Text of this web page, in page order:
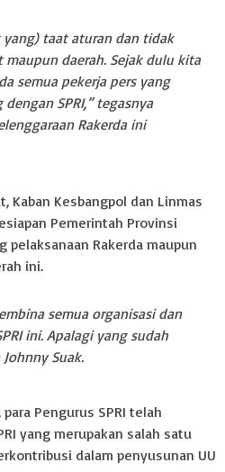
yang) taat aturan dan tidak
maupun daerah. Sejak dulu kita
semua pekerja pers yang
SPRI,” tegasnya
Rakerda ini
Kaban Kesbangpol dan Linmas
Pemerintah Provinsi
pelaksanaan Rakerda maupun
ini.
semua organisasi dan
ini. Apalagi yang sudah
Suak.
Pengurus SPRI telah
yang merupakan salah satu
dalam penyusunan UU